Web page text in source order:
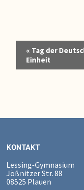
Navigation
« Tag der
Einheit
KONTAKT
Lessing-Gymnasium
Jößnitzer Str. 88
08525 Plauen